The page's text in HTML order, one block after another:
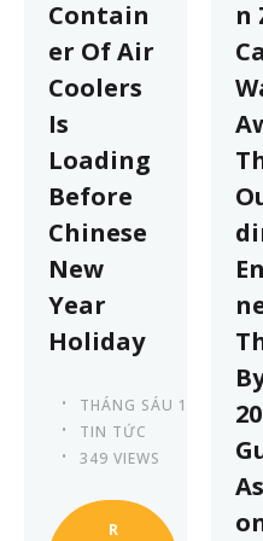
2023
Contain
er Of Air
Coolers
Is
Loading
Before
Chinese
New
Year
Holiday
THÁNG SÁU 13TH,
TIN TỨC
349 VIEWS
R
n